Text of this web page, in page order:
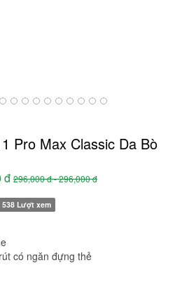
Pro Max Classic Da Bò
đ 296,000 đ - 296,000 đ
538 Lượt xem
có ngăn đựng thẻ